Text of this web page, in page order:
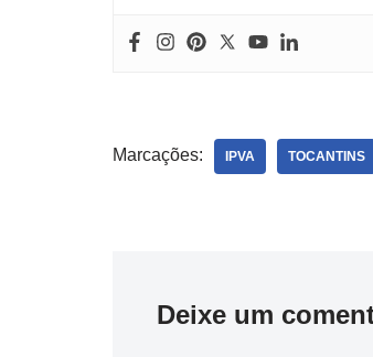
Marcações: IPVA TOCANTINS
Deixe um